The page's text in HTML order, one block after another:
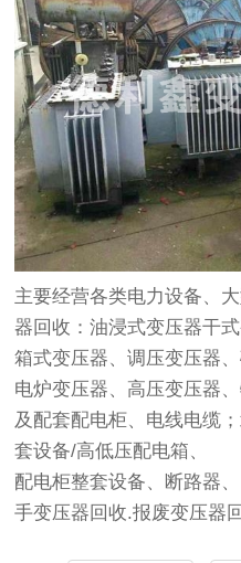
主要经营各类电力设备、
器回收 ：油浸式变压器干式
箱式变压器、调压变压器
电炉变压器、高压变压器
及配套配电柜、电线电缆；
套设备/高低压配电箱、
配电柜整套设备、断路器
手变压器回收.报废变压器